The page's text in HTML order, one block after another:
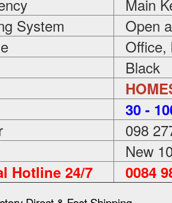
Main
System
Open
Office,
Black
30 -
098
New
Hotline 24/7 0084